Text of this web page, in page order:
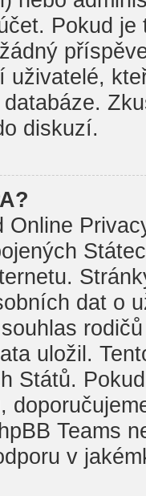
Pokud
uživatelé,
diskuzí.
Online
dat o
uložil.
Států.
Teams
v